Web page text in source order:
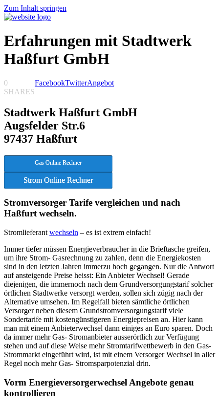
Zum Inhalt springen
Erfahrungen mit Stadtwerk
Haßfurt GmbH
0
SHARES
FacebookTwitterAngebot
Stadtwerk Haßfurt GmbH
Augsfelder Str.6
97437 Haßfurt
Gas Online Rechner
Strom Online Rechner
Stromversorger Tarife vergleichen und nach
Haßfurt wechseln.
Stromlieferant wechseln – es ist extrem einfach!
Immer tiefer müssen Energieverbraucher in die Brieftasche greifen,
um ihre Strom- Gasrechnung zu zahlen, denn die Energiekosten
sind in den letzten Jahren immerzu hoch gegangen. Nur die Antwort
auf ansteigende Preise heisst: Ein Anbieter Wechsel! Gerade
diejenigen, die immernoch nach dem Grundversorgungstarif solcher
örtlichen Stadtwerke versorgt werden, sollen sich zügig nach der
Alternative umsehen. Im Regelfall bieten sämtliche örtlichen
Versorger neben diesem Grundstromversorgungstarif viele
Sondertarife mit kostengünstigeren Energiepreisen an. Hier kann
man mit einem Anbieterwechsel dann einiges an Euro sparen. Doch
da immer mehr Gas- Stromanbieter ausserörtlich zur Verfügung
stehen und auf diese Weise mehr Stromtarifwettbewerb in den Gas-
Strommarkt eingeführt wird, ist mit einem Versorger Wechsel in aller
Regel noch mehr Gas- Stromsparpotenzial drin.
Vorm Energieversorgerwechsel Angebote genau
kontrollieren